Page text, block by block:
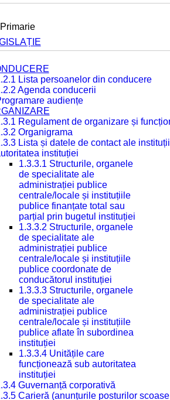
Lista persoanelor din conducere
Agenda conducerii
audiențe
Regulament de organizare și
Organigrama
Lista și datele de contact ale
instituției
1.3.3.1 Structurile, organele
de specialitate ale
administrației publice
centrale/locale și instituțiile
publice finanțate total sau
parțial prin bugetul instituției
1.3.3.2 Structurile, organele
de specialitate ale
administrației publice
centrale/locale și instituțiile
publice coordonate de
conducătorul instituției
1.3.3.3 Structurile, organele
de specialitate ale
administrației publice
centrale/locale și instituțiile
publice aflate în subordinea
instituției
1.3.3.4 Unitățile care
funcționează sub autoritatea
instituției
Guvernanță corporativă
Carieră (anunțurile posturilor